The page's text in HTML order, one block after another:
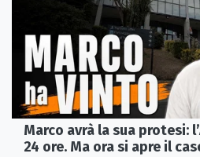
Marco avrà la sua protesi:
24 ore. Ma ora si apre il